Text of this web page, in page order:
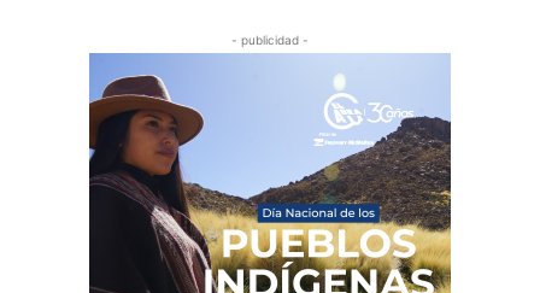
- publicidad -